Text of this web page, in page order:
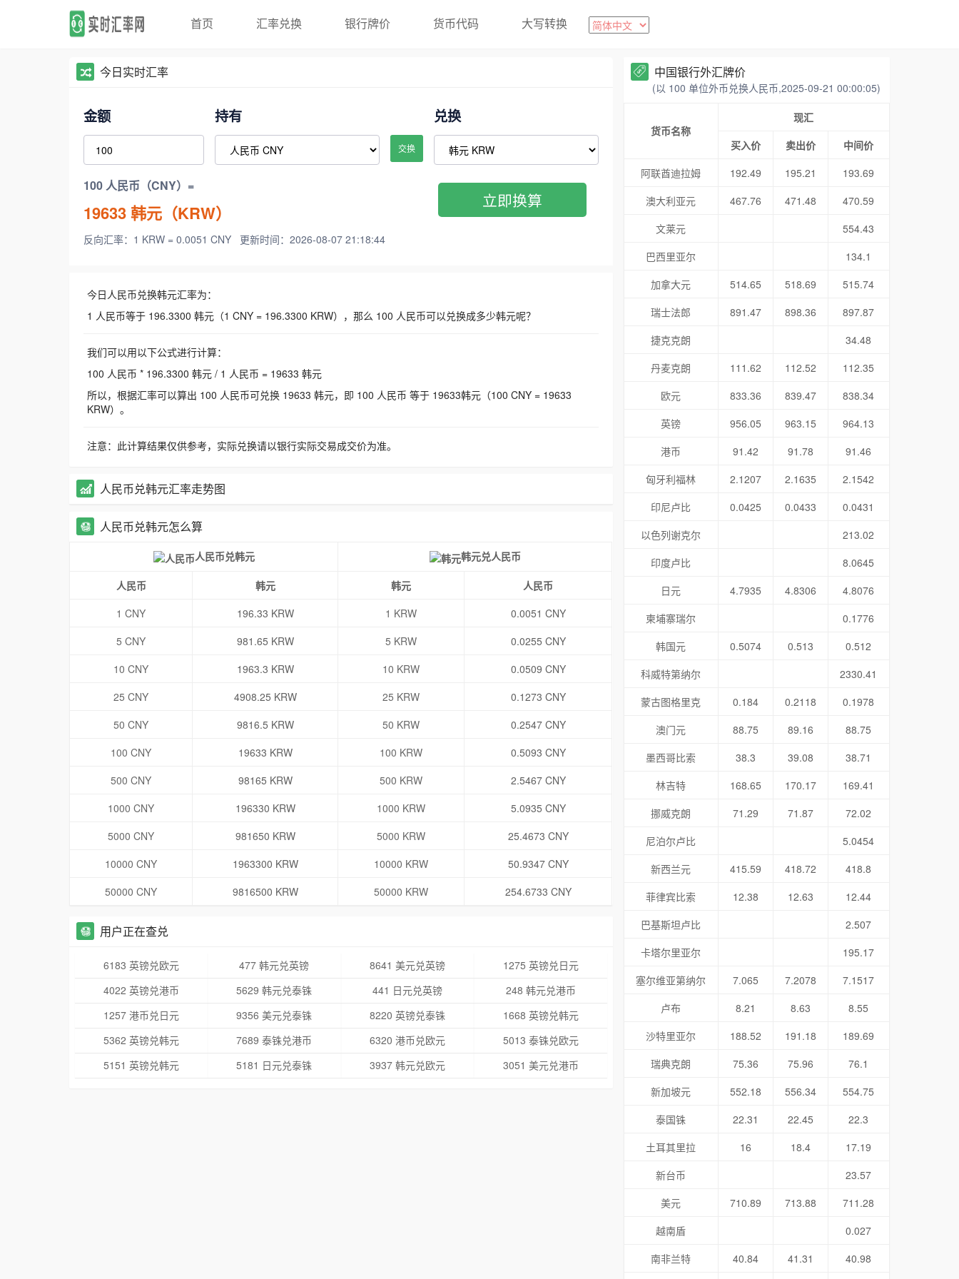
首页 汇率兑换 银行牌价 货币代码 大写转换
今日实时汇率
金额 持有
交换
兑换
100 人民币（CNY）=
19633韩元（KRW）
反向汇率：1 KRW = 0.0051 CNY 更新时间：2026-08-07 21:18:44
立即换算
今日人民币兑换韩元汇率为：
1 人民币等于 196.3300 韩元（1 CNY = 196.3300 KRW），那么 100 人民币可以兑换成多少韩元呢？
我们可以用以下公式进行计算：
100 人民币 * 196.3300 韩元 / 1 人民币 = 19633 韩元
所以，根据汇率可以算出 100 人民币可兑换 19633 韩元，即 100 人民币 等于 19633韩元（100 CNY = 19633
KRW）。
注意：此计算结果仅供参考，实际兑换请以银行实际交易成交价为准。
人民币兑韩元汇率走势图
人民币兑韩元怎么算
人民币兑韩元 韩元兑人民币
人民币 韩元 韩元
人民币
1 CNY
196.33 KRW 1 KRW
0.0051 CNY
5 CNY
981.65 KRW 5 KRW
0.0255 CNY
10 CNY
1963.3 KRW 10 KRW
0.0509 CNY
25 CNY
4908.25 KRW 25 KRW
0.1273 CNY
50 CNY
9816.5 KRW 50 KRW
0.2547 CNY
100 CNY
19633 KRW 100 KRW
0.5093 CNY
500 CNY
98165 KRW 500 KRW
2.5467 CNY
1000 CNY
196330 KRW 1000 KRW
5.0935 CNY
5000 CNY
981650 KRW 5000 KRW
25.4673 CNY
10000 CNY
1963300 KRW 10000 KRW
50.9347 CNY
50000 CNY
9816500 KRW 50000 KRW 254.6733 CNY
用户正在查兑
6183 英镑兑欧元 477 韩元兑英镑 8641 美元兑英镑
1275 英镑兑日元
4022 英镑兑港币
5629 韩元兑泰铢 441 日元兑英镑
248 韩元兑港币
1257 港币兑日元
9356 美元兑泰铢 8220 英镑兑泰铢
1668 英镑兑韩元
5362 英镑兑韩元
7689 泰铢兑港币 6320 港币兑欧元
5013 泰铢兑欧元
5151 英镑兑韩元
5181 日元兑泰铢 3937 韩元兑欧元 3051 美元兑港币
中国银行外汇牌价
(以 100 单位外币兑换人民币,2025-09-21 00:00:05)
货币名称
现汇
买入价
卖出价
中间价
阿联酋迪拉姆
192.49 195.21
193.69
澳大利亚元
467.76 471.48
470.59
文莱元
554.43
巴西里亚尔
134.1
加拿大元
514.65 518.69
515.74
瑞士法郎
891.47 898.36
897.87
捷克克朗
34.48
丹麦克朗
111.62 112.52
112.35
欧元
833.36 839.47
838.34
英镑
956.05 963.15
964.13
港币
91.42 91.78
91.46
匈牙利福林
2.1207 2.1635
2.1542
印尼卢比
0.0425 0.0433
0.0431
以色列谢克尔
213.02
印度卢比
8.0645
日元
4.7935 4.8306
4.8076
柬埔寨瑞尔
0.1776
韩国元
0.5074 0.513
0.512
科威特第纳尔
2330.41
蒙古图格里克
0.184 0.2118
0.1978
澳门元
88.75 89.16
88.75
墨西哥比索
38.3 39.08
38.71
林吉特
168.65 170.17
169.41
挪威克朗
71.29 71.87
72.02
尼泊尔卢比
5.0454
新西兰元
415.59 418.72
418.8
菲律宾比索
12.38 12.63
12.44
巴基斯坦卢比
2.507
卡塔尔里亚尔
195.17
塞尔维亚第纳尔
7.065 7.2078
7.1517
卢布
8.21 8.63
8.55
沙特里亚尔
188.52 191.18
189.69
瑞典克朗
75.36 75.96
76.1
新加坡元
552.18 556.34
554.75
泰国铢
22.31 22.45
22.3
土耳其里拉
16 18.4
17.19
新台币
23.57
美元
710.89 713.88
711.28
越南盾
0.027
南非兰特
40.84 41.31 40.98